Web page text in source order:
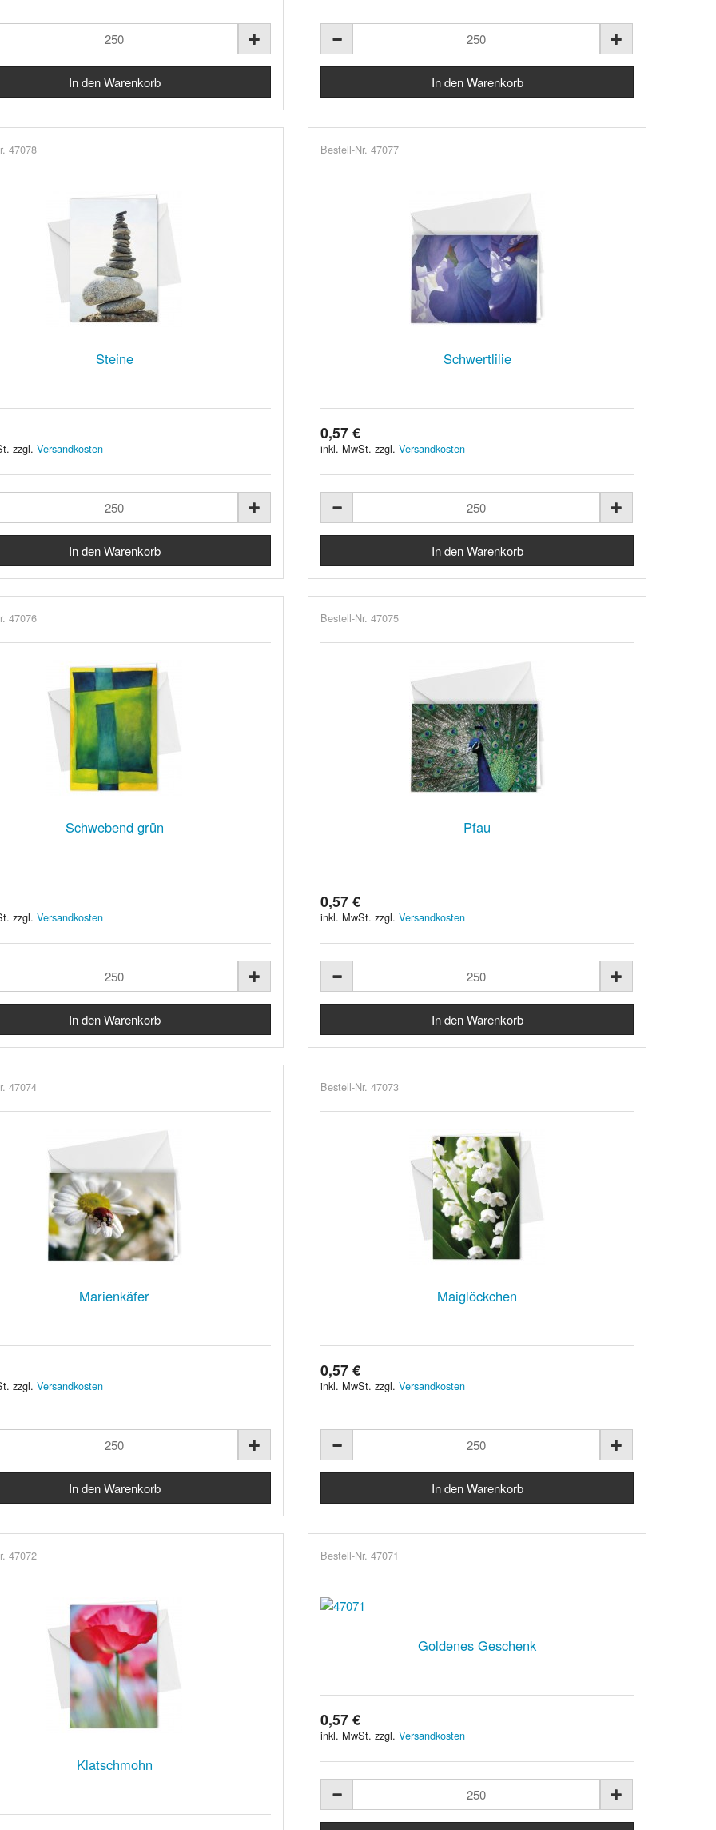
47078
Steine
zzgl. Versandkosten
Bestell-Nr. 47077
Schwertlilie
0,57 €
inkl. MwSt. zzgl.Versandkosten
47076
Schwebend grün
zzgl. Versandkosten
Bestell-Nr. 47075
Pfau
0,57 €
inkl. MwSt. zzgl.Versandkosten
47074
Marienkäfer
zzgl. Versandkosten
Bestell-Nr. 47073
Maiglöckchen
0,57 €
inkl. MwSt. zzgl.Versandkosten
47072
Klatschmohn
Bestell-Nr. 47071
Goldenes Geschenk
0,57 €
inkl. MwSt. zzgl.Versandkosten